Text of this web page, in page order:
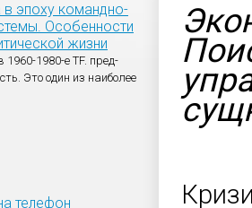
эпоху командно-
Особенности
жизни
1980-е TF. пред-
Это один из наиболее
телефон